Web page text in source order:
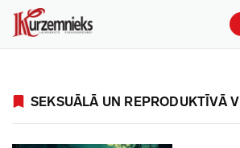
SEKSUĀLĀ UN REPRODUKTĪVĀ